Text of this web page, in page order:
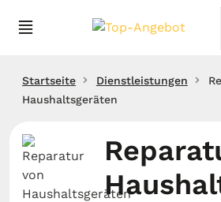
Startseite Dienstleistungen
Haushaltsgeräten